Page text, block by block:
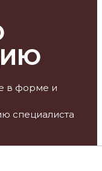
в форме и
специалиста